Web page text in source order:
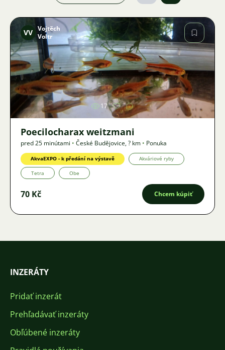
Obrázok
VV Vojtěch
Voltr
17
Poecilocharax weitzmani
pred 25 minútami • České Budějovice,? km • Ponuka
AkvaEXPO - k předání na výstavě Akváriové ryby
Tetra Obe
70 Kč Chcem kúpiť
INZERÁTY
Pridať inzerát
Prehľadávať inzeráty
Obľúbené inzeráty